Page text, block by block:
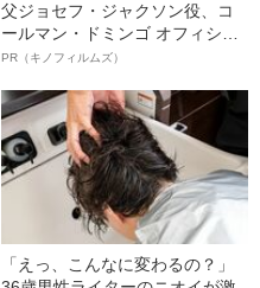
父ジョセフ・ジャクソン役、コ
ールマン・ドミンゴ オフィシャ
ルインタビュー“観客を魅了した
語る”《日本興収70億円突破》
PR（キノフィルムズ）
「えっ、こんなに変わるの？」